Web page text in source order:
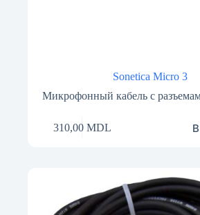
Sonetica Micro 3
Микрофонный кабель с
310,00 MDL